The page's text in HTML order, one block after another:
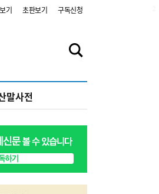
기 초판보기 구독신청
말사전